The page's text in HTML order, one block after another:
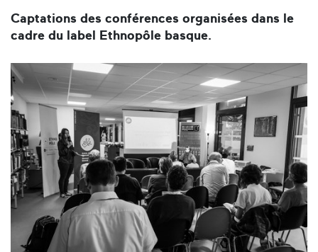
Captations des conférences organisées dans le
cadre du label Ethnopôle basque.